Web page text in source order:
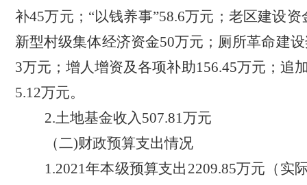
补45万元；“以钱养事”58.6万元；老区建设
新型村级集体经济资金50万元；厕所革命建
3万元；增人增资及各项补助156.45万元；追
5.12万元。
2.土地基金收入507.81万元
（二)财政预算支出情况
1.2021年本级预算支出2209.85万元（实